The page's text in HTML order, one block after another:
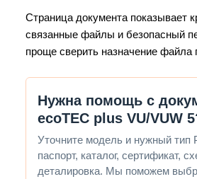
Страница документа показывает
связанные файлы и безопасный
проще сверить назначение файла
Нужна помощь с
ecoTEC plus VU/VUW
Уточните модель и нужный тип
паспорт, каталог, сертификат,
деталировка. Мы поможем